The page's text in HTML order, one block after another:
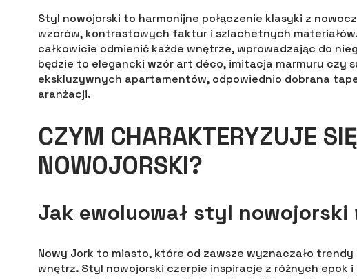
Styl nowojorski to harmonijne połączenie klasyki z
wzorów, kontrastowych faktur i szlachetnych
całkowicie odmienić każde wnętrze, wprowadzając do
będzie to elegancki wzór art déco, imitacja marmuru czy
ekskluzywnych apartamentów, odpowiednio dobrana
aranżacji.
CZYM CHARAKTERYZUJE
NOWOJORSKI?
Jak ewoluował styl
Nowy Jork to miasto, które od zawsze wyznaczało
wnętrz. Styl nowojorski czerpie inspiracje z różnych epok